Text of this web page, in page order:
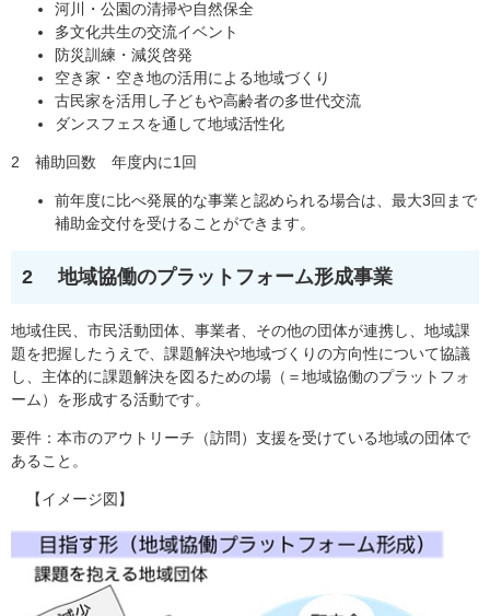
河川・公園の清掃や自然保全
多文化共生の交流イベント
防災訓練・減災啓発
空き家・空き地の活用による地域づくり
古民家を活用し子どもや高齢者の多世代交流
ダンスフェスを通して地域活性化
2 補助回数 年度内に1回
前年度に比べ発展的な事業と認められる場合は、最大3回まで
補助金交付を受けることができます。
2 地域協働のプラットフォーム形成事業
地域住民、市民活動団体、事業者、その他の団体が連携し、地域課
題を把握したうえで、課題解決や地域づくりの方向性について協議
し、主体的に課題解決を図るための場（＝地域協働のプラットフォ
ーム）を形成する活動です。
要件：本市のアウトリーチ（訪問）支援を受けている地域の団体で
あること。
【イメージ図】